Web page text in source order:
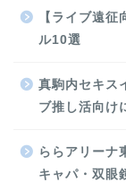
【ライブ遠
ル10選
真駒内セキス
ブ推し活向け
ららアリーナ
キャパ・双眼